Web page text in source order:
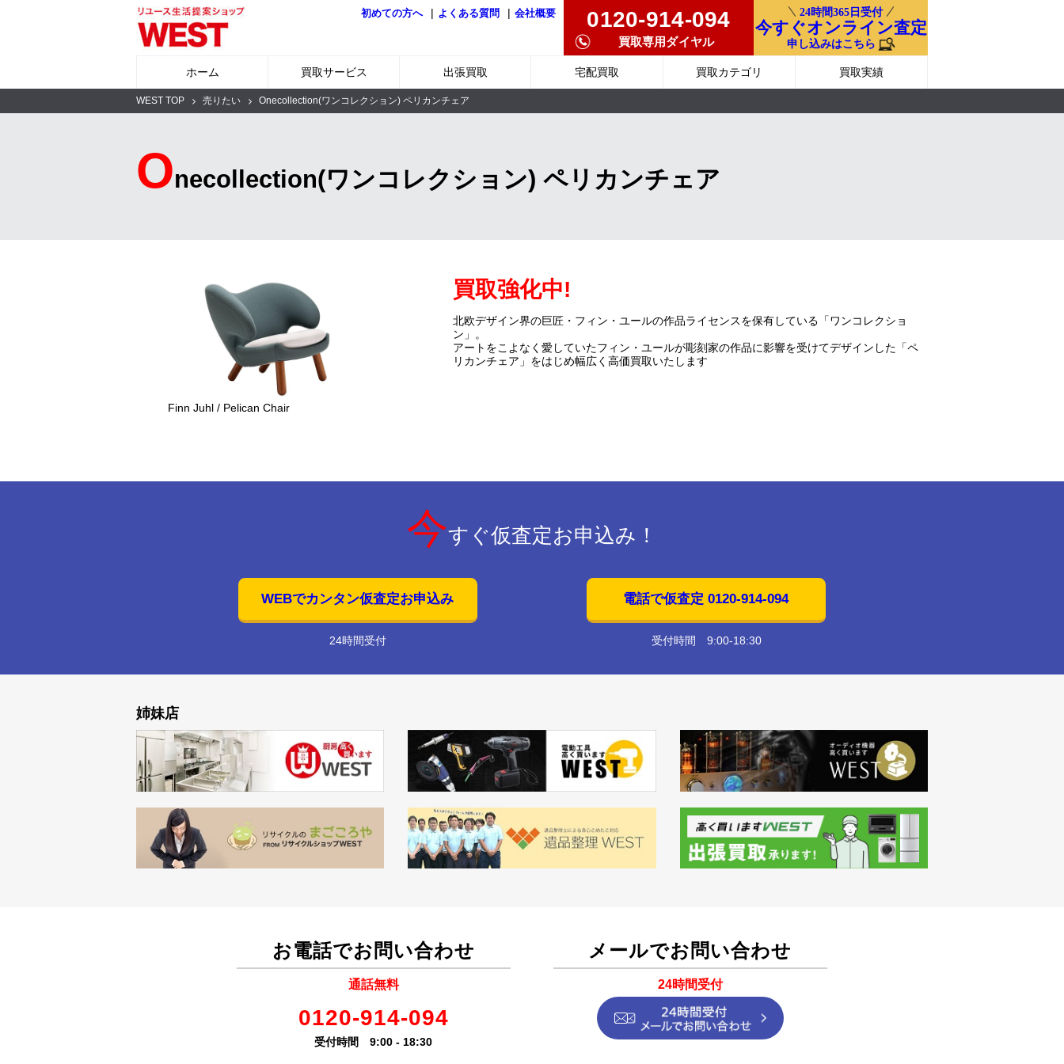
初めての方へ | よくある質問 | 会社概要 0120-914-094
買取専用ダイヤル
24時間365日受付
今すぐオンライン査定
申し込みはこちら
ホーム 買取サービス 出張買取 宅配買取 買取カテゴリ 買取実績
WEST TOP 売りたい Onecollection(ワンコレクション) ペリカンチェア
Onecollection(ワンコレクション) ペリカンチェア
Finn Juhl / Pelican Chair
買取強化中!
北欧デザイン界の巨匠・フィン・ユールの作品ライセンスを保有している「ワンコレクショ
ン」。
アートをこよなく愛していたフィン・ユールが彫刻家の作品に影響を受けてデザインした「ペ
リカンチェア」をはじめ幅広く高価買取いたします
今すぐ仮査定お申込み！
WEBでカンタン仮査定お申込み
24時間受付
電話で仮査定 0120-914-094
受付時間 9:00-18:30
姉妹店
お電話でお問い合わせ
通話無料
0120-914-094
受付時間 9:00 - 18:30
メールでお問い合わせ
24時間受付